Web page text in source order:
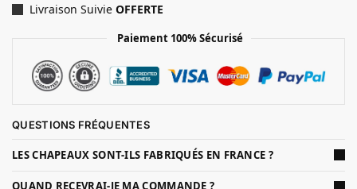
Livraison Suivie OFFERTE
Paiement 100% Sécurisé
QUESTIONS FRÉQUENTES
LES CHAPEAUX SONT-ILS FABRIQUÉS EN FRANCE ?
QUAND RECEVRAI-JE MA COMMANDE ?